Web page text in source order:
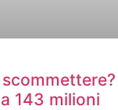
143 milioni